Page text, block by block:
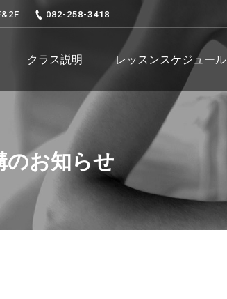
082-258-3418
クラス説明 レッスンスケジュール
のお知らせ